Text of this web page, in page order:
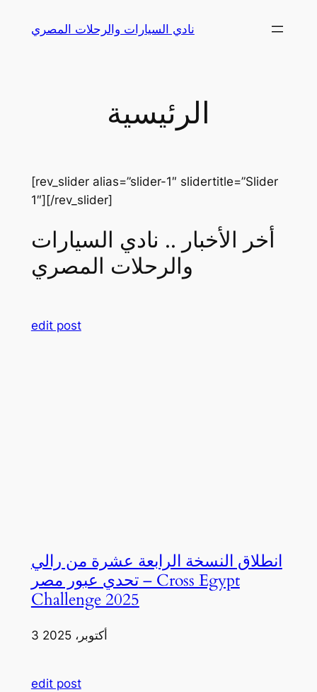
نادي السيارات والرحلات المصري
الرئيسية
[rev_slider alias=”slider-1″ slidertitle=”Slider
1″][/rev_slider]
أخر الأخبار .. نادي السيارات
والرحلات المصري
edit post
انطلاق النسخة الرابعة عشرة من رالي
تحدي عبور مصر – Cross Egypt
Challenge 2025
3 أكتوبر، 2025
edit post